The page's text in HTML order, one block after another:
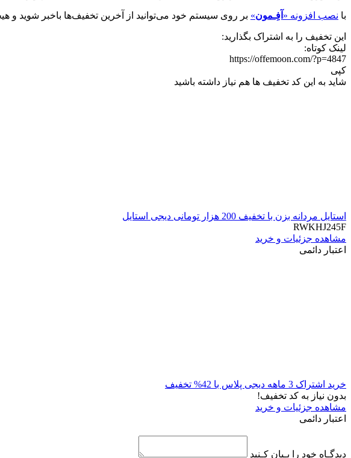
با نصب افزونه « آفِـمون» بر روی سیستم خود می‌توانید از آخرین تخفیف‌ها باخبر شوید و
این تخفیف را به اشتراک بگذارید:
لینک کوتاه:
https://offemoon.com/?p=4847
کپی
شاید به این کد تخفیف ها هم نیاز داشته باشید
استایل مردانه بزن با تخفیف 200 هزار تومانی دیجی استایل
RWKHJ245F
مشاهده جزئیات و خرید
اعتبار دائمی
خرید اشتراک 3 ماهه دیجی پلاس با 42% تخفیف
بدون نیاز به کد تخفیف!
مشاهده جزئیات و خرید
اعتبار دائمی
دیدگـاه خود را بـیان کـنید